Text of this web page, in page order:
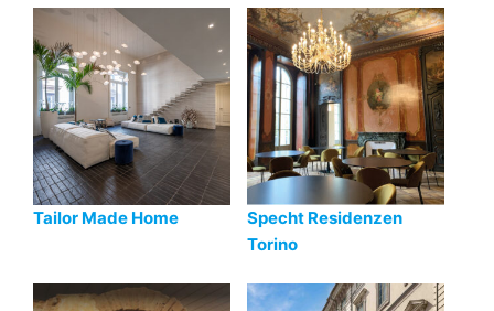
Tailor Made Home
Specht Residenzen
Torino